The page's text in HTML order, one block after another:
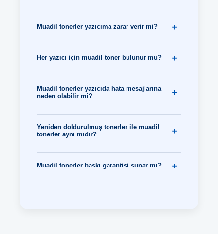
Muadil tonerler yazıcıma zarar verir mi?
Her yazıcı için muadil toner bulunur mu?
Muadil tonerler yazıcıda hata mesajlarına
neden olabilir mi?
Yeniden doldurulmuş tonerler ile muadil
tonerler aynı mıdır?
Muadil tonerler baskı garantisi sunar mı?